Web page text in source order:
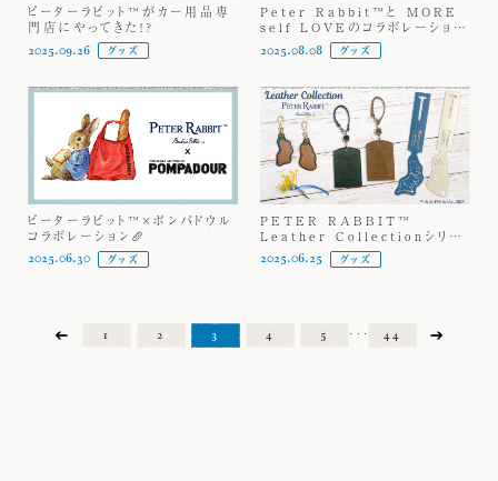
ピーターラビット™がカー用品専
門店にやってきた!?
2025.09.26 グッズ
Peter Rabbit™と MORE
self LOVEのコラボレーション
アイテム発売開始！
2025.08.08 グッズ
ピーターラビット™×ポンパドウル
コラボレーション🥖
2025.06.30 グッズ
PETER RABBIT™
Leather Collectionシリー
2025.06.25 グッズ
1 2 3 4 5 ・・・ 44